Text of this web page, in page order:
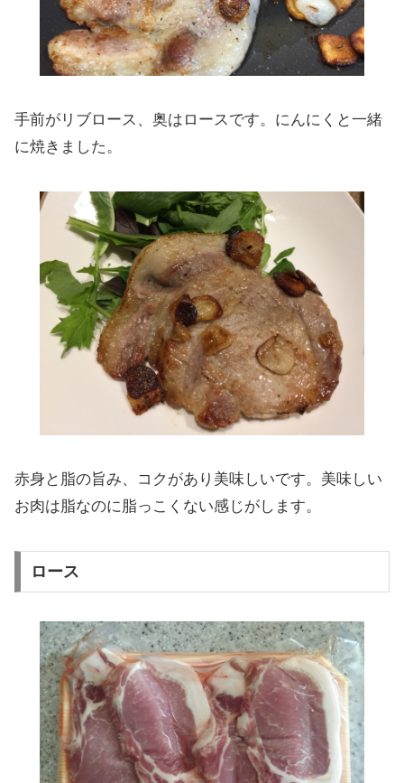
手前がリブロース、奥はロースです。にんにくと一緒
に焼きました。
赤身と脂の旨み、コクがあり美味しいです。美味しい
お肉は脂なのに脂っこくない感じがします。
ロース